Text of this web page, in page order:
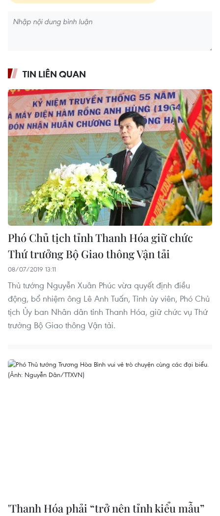
TIN LIÊN QUAN
Phó Chủ tịch tỉnh Thanh Hóa giữ chức
Thứ trưởng Bộ Giao thông Vận tải
08/07/2019 13:11
Thủ tướng Nguyễn Xuân Phúc vừa quyết định điều
động, bổ nhiệm ông Lê Anh Tuấn, Tỉnh ủy viên, Phó Chủ
tịch Ủy ban Nhân dân tỉnh Thanh Hóa, giữ chức vụ Thứ
trưởng Bộ Giao thông Vận tải.
'Thanh Hóa phải “trở nên tỉnh kiểu mẫu”